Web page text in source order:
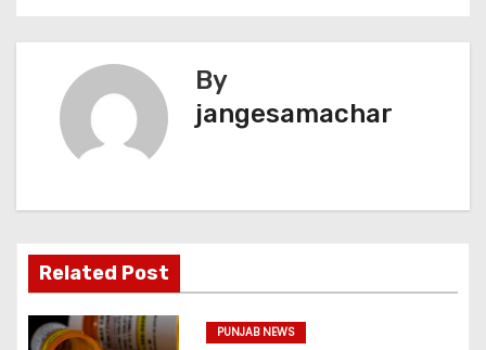
By
jangesamachar
Related Post
PUNJAB NEWS